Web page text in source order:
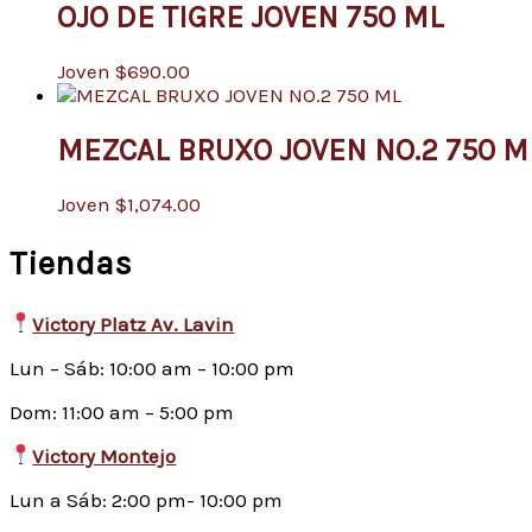
OJO DE TIGRE JOVEN 750 ML
Joven $690.00
MEZCAL BRUXO JOVEN NO.2 750
Joven $1,074.00
Tiendas
Victory Platz Av. Lavin
Lun – Sáb: 10:00 am – 10:00 pm
Dom: 11:00 am – 5:00 pm
Victory Montejo
Lun a Sáb: 2:00 pm- 10:00 pm